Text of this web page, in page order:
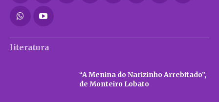
literatura
“A Menina do Narizinho Arrebitado”,
de Monteiro Lobato